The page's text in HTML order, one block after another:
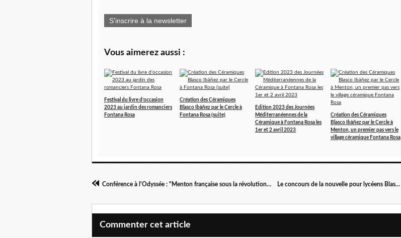
S'inscrire à la newsletter
Vous aimerez aussi :
Festival du livre d’occasion
2023 au jardin des romanciers
Fontana Rosa
Création des Céramiques
Blasco Ibàñez par le Cercle à
Fontana Rosa (suite)
Edition 2023 des Journées
Méditerranéennes de la
Céramique à Fontana Rosa les
1er et 2 avril 2023
Création des Céramiques
Blasco Ibàñez par le Cercle à
Menton, un premier pas vers le
village céramique Fontana Rosa
Conférence à l'Odyssée : "Menton française sous la révolution et sous l'empire", par Jean-Pierre Frediani Le concours de la nouvelle pour lycéens Blasco Ibañez 2016 dans Nice-Matin
Commenter cet article